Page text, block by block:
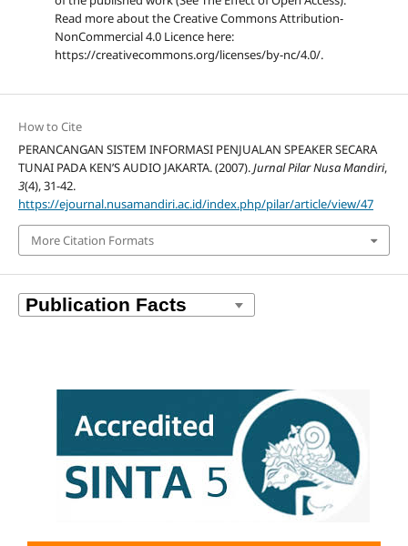
Read more about the Creative Commons Attribution-
NonCommercial 4.0 Licence here:
https://creativecommons.org/licenses/by-nc/4.0/.
How to Cite
PERANCANGAN SISTEM INFORMASI PENJUALAN SPEAKER SECARA
TUNAI PADA KEN’S AUDIO JAKARTA. (2007).Jurnal Pilar Nusa Mandiri,
3(4), 31-42.
https://ejournal.nusamandiri.ac.id/index.php/pilar/article/view/47
More Citation Formats